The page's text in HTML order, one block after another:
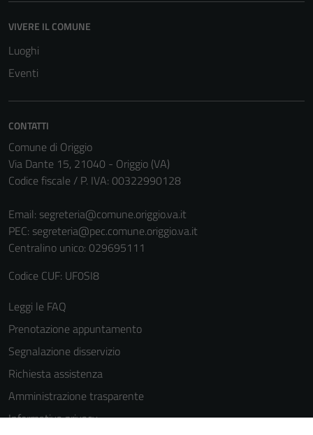
VIVERE IL COMUNE
Luoghi
Eventi
CONTATTI
Comune di Origgio
Via Dante 15, 21040 - Origgio (VA)
Codice fiscale / P. IVA: 00322990128
Email: segreteria@comune.origgio.va.it
PEC: segreteria@pec.comune.origgio.va.it
Centralino unico: 029695111
Codice CUF: UF0SI8
Leggi le FAQ
Prenotazione appuntamento
Segnalazione disservizio
Richiesta assistenza
Amministrazione trasparente
Informativa privacy
Tecnici
del sito e non
essere
disabilitati.